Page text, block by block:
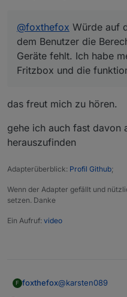
@foxthefox Würde auf
dem Benutzer die
Geräte fehlt. Ich habe
Fritzbox und die
das freut mich zu hören.
gehe ich auch fast davon
herauszufinden
Adapterüberblick: Profil Github;
Wenn der Adapter gefällt und
setzen. Danke
Ein Aufruf: video
F foxthefox@karsten089